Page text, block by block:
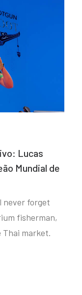
Lucas
Mundial de
never forget
fisherman,
Thai market.